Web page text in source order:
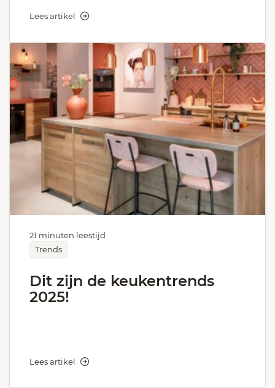
Lees artikel
Trends
21 minuten leestijd
Dit zijn de keukentrends
2025!
Lees artikel